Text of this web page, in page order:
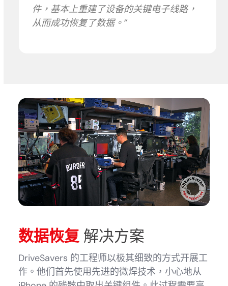
件，基本上重建了设备的关键电子线路，
从而成功恢复了数据。”
数据恢复解决方案
DriveSavers 的工程师以极其细致的方式开展工
作。他们首先使用先进的微焊技术，小心地从